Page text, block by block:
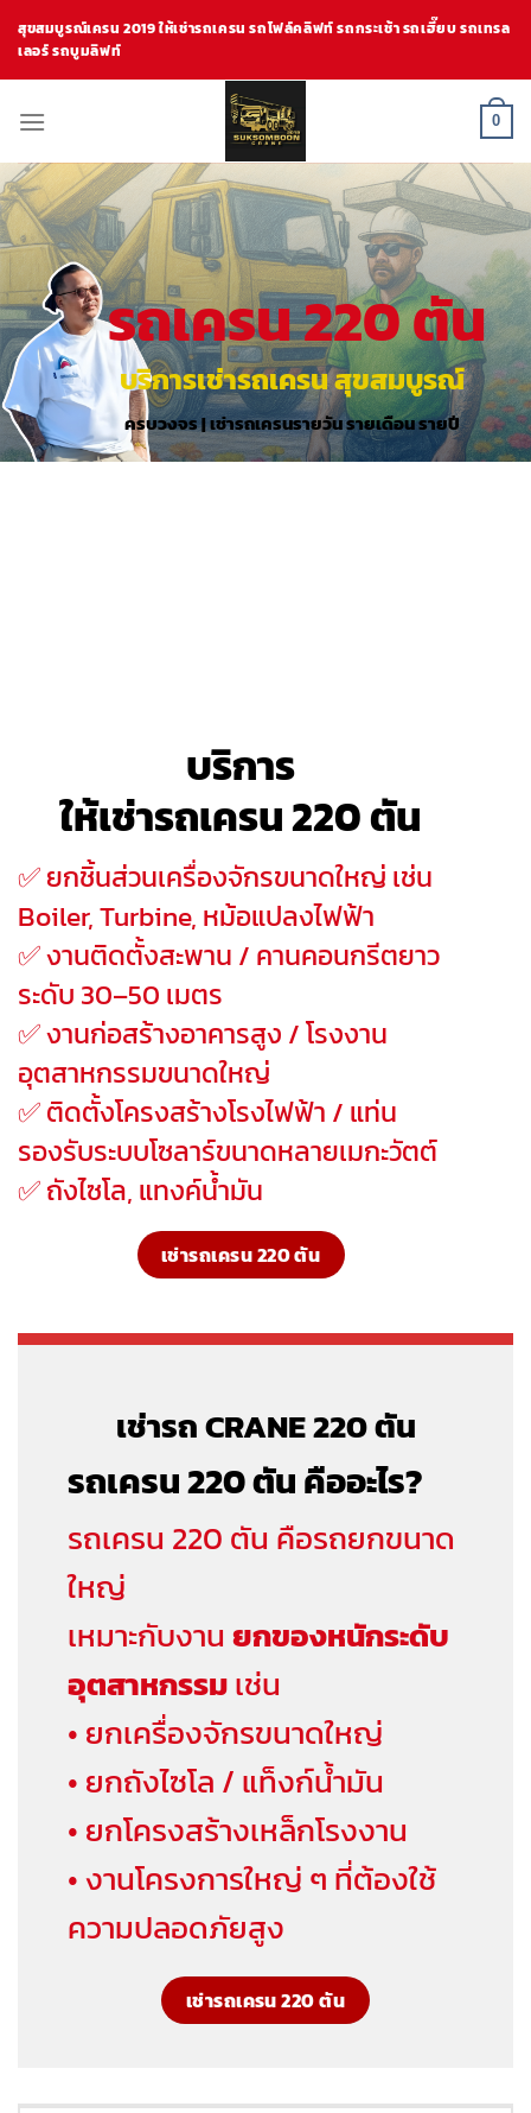
content
สุขสมบูรณ์เครน 2019 ให้เช่ารถเครน รถโฟล์คลิฟท์ รถกระเช้า รถเฮี๊ยบ รถเทรล
เลอร์ รถบูมลิฟท์
0
รถเครน 220 ตัน
บริการเช่ารถเครน สุขสมบูรณ์
ครบวงจร | เช่ารถเครนรายวัน รายเดือน รายปี
บริการ
ให้เช่ารถเครน 220 ตัน
✅ ยกชิ้นส่วนเครื่องจักรขนาดใหญ่ เช่น
Boiler, Turbine, หม้อแปลงไฟฟ้า
✅ งานติดตั้งสะพาน / คานคอนกรีตยาว
ระดับ 30–50 เมตร
✅ งานก่อสร้างอาคารสูง / โรงงาน
อุตสาหกรรมขนาดใหญ่
✅ ติดตั้งโครงสร้างโรงไฟฟ้า / แท่น
รองรับระบบโซลาร์ขนาดหลายเมกะวัตต์
✅ ถังไซโล, แทงค์น้ำมัน
เช่ารถเครน 220 ตัน
เช่ารถ CRANE 220 ตัน
รถเครน 220 ตัน คืออะไร?
รถเครน 220 ตัน คือรถยกขนาด
ใหญ่
เหมาะกับงาน ยกของหนักระดับ
อุตสาหกรรมเช่น
• ยกเครื่องจักรขนาดใหญ่
• ยกถังไซโล / แท็งก์น้ำมัน
• ยกโครงสร้างเหล็กโรงงาน
• งานโครงการใหญ่ ๆ ที่ต้องใช้
ความปลอดภัยสูง
เช่ารถเครน 220 ตัน